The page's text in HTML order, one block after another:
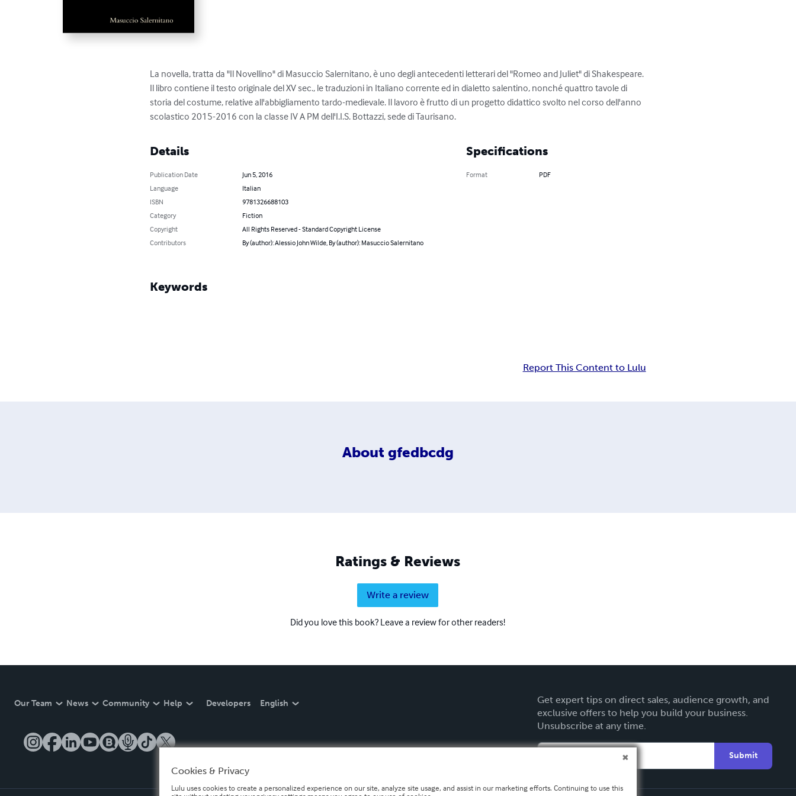
La novella, tratta da "Il Novellino" di Masuccio Salernitano, è uno degli antecedenti letterari del "Romeo and Juliet" di Shakespeare.
Il libro contiene il testo originale del XV sec., le traduzioni in Italiano corrente ed in dialetto salentino, nonché quattro tavole di
storia del costume, relative all'abbigliamento tardo-medievale. Il lavoro è frutto di un progetto didattico svolto nel corso dell'anno
scolastico 2015-2016 con la classe IV A PM dell'I.I.S. Bottazzi, sede di Taurisano.
Details
Publication Date
Jun 5, 2016
Language
Italian
ISBN
9781326688103
Category
Fiction
Copyright
All Rights Reserved - Standard Copyright License
Contributors
By (author): Alessio John Wilde, By (author): Masuccio Salernitano
Specifications
Format PDF
Keywords
Report This Content to Lulu
About gfedbcdg
Ratings & Reviews
Write a review
Did you love this book? Leave a review for other readers!
Our Team News Community Help Developers English
Get expert tips on direct sales, audience growth, and
exclusive offers to help you build your business.
Unsubscribe at any time.
Submit
Cookies & Privacy
Lulu uses cookies to create a personalized experience on our site, analyze site usage, and assist in our marketing efforts. Continuing to use this